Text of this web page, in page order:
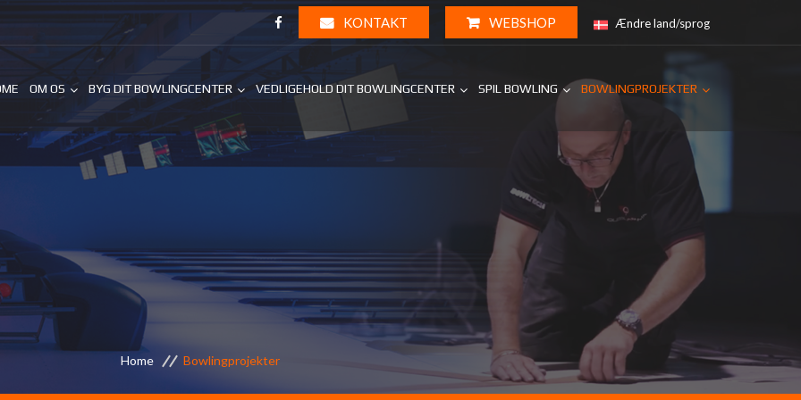
KONTAKT WEBSHOP Ændre land/sprog
OM OS BYG DIT BOWLINGCENTER VEDLIGEHOLD DIT BOWLINGCENTER SPIL BOWLING BOWLINGPROJEKTER
Home Bowlingprojekter